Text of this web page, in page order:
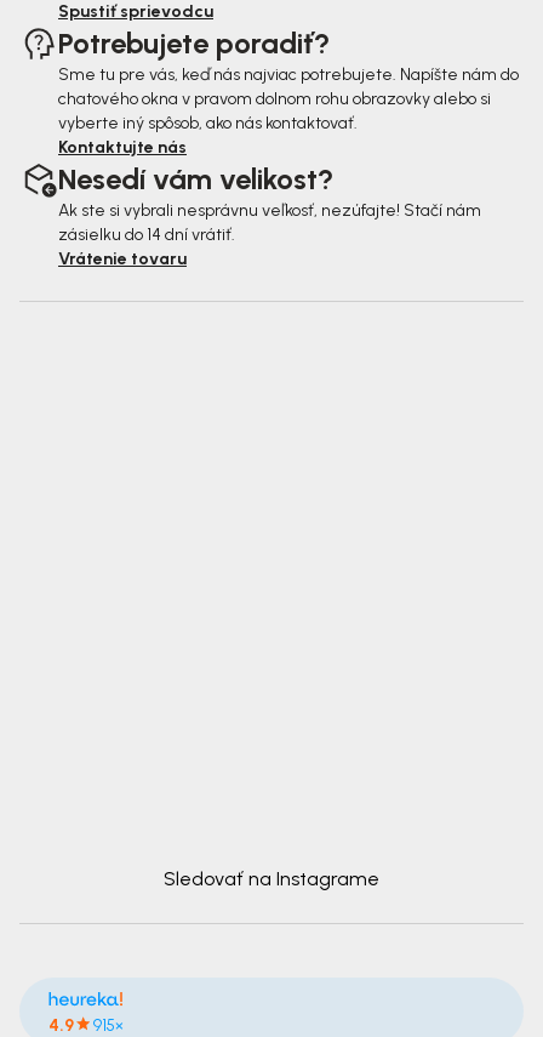
Spustiť sprievodcu
Potrebujete poradiť?
Sme tu pre vás, keď nás najviac potrebujete. Napíšte nám do
chatového okna v pravom dolnom rohu obrazovky alebo si
vyberte iný spôsob, ako nás kontaktovať.
Kontaktujte nás
Nesedí vám velikost?
Ak ste si vybrali nesprávnu veľkosť, nezúfajte! Stačí nám
zásielku do 14 dní vrátiť.
Vrátenie tovaru
Sledovať na Instagrame
4.9 915×